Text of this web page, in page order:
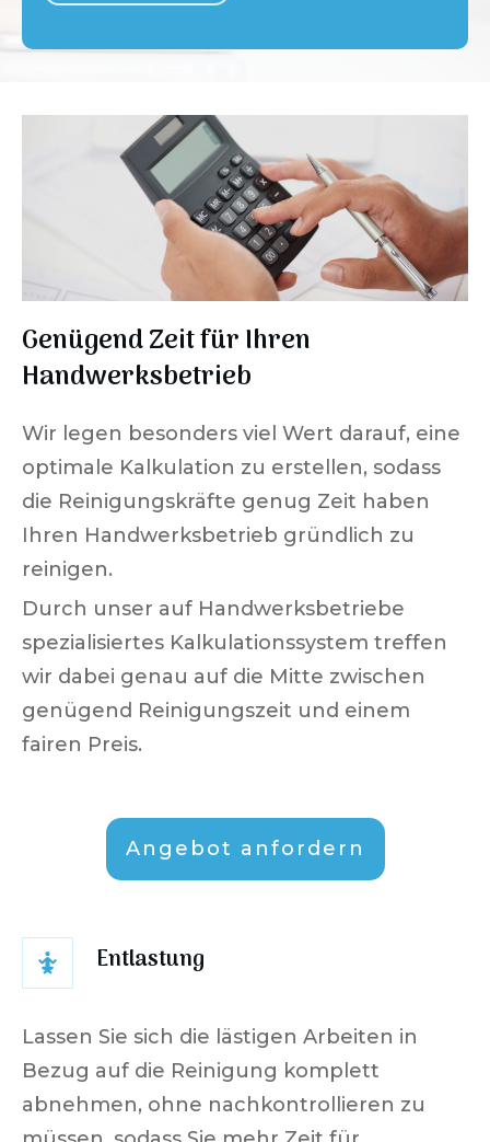
Genügend Zeit für Ihren
Handwerksbetrieb
Wir legen besonders viel Wert darauf, eine
optimale Kalkulation zu erstellen, sodass
die Reinigungskräfte genug Zeit haben
Ihren Handwerksbetrieb gründlich zu
reinigen.
Durch unser auf Handwerksbetriebe
spezialisiertes Kalkulationssystem treffen
wir dabei genau auf die Mitte zwischen
genügend Reinigungszeit und einem
fairen Preis.
Angebot anfordern
Entlastung
Lassen Sie sich die lästigen Arbeiten in
Bezug auf die Reinigung komplett
abnehmen, ohne nachkontrollieren zu